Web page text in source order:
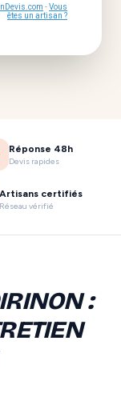
-Vous
êtes un artisan ?
Réponse 48h
Devis rapides
Artisans certifiés
Réseau vérifié
: